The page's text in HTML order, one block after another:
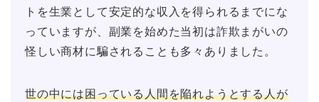
トを生業として安定的な収入を得られるまでにな
っていますが、副業を始めた当初は詐欺まがいの
怪しい商材に騙されることも多々ありました。
世の中には困っている人間を陥れようとする人が